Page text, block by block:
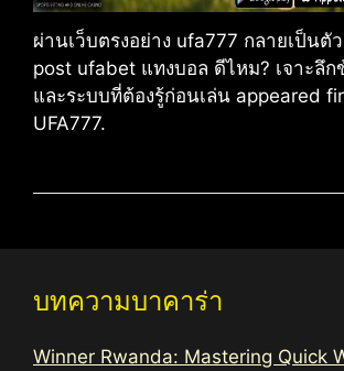
ผ่านเว็บตรงอย่าง ufa777 กลายเป็นตั
post ufabet แทงบอล ดีไหม? เจาะลึ
และระบบที่ต้องรู้ก่อนเล่น appeared
UFA777.
บทความบาคาร่า
Winner Rwanda: Mastering Quick